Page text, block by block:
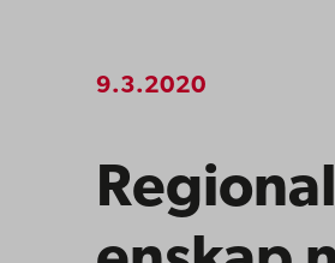
9.3.2020